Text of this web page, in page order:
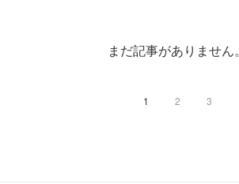
まだ記事がありません。
1 2 3